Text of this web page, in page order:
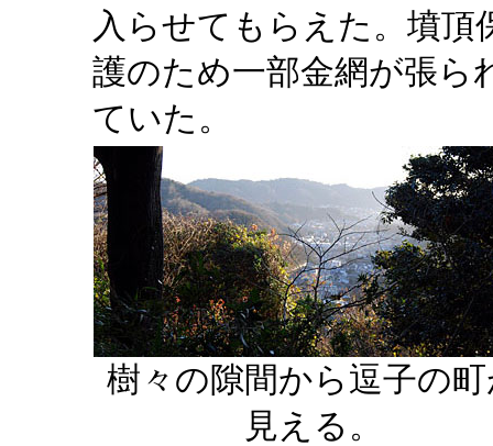
入らせてもらえた。墳頂
護のため一部金網が張ら
ていた。
樹々の隙間から逗子の
見える。